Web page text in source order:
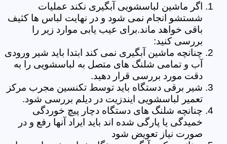
اگر ماشین لباسشویی آبگیری نکند عملیات
شستشو انجام نمی شود و در نهایت لباس ها کثیف
باقی خواهد ماند.برای عیب یابی موارد زیر را
بررسی کنید:
چنانچه ماشین آبگیری نمی کند ابتدا باید شیر ورودی
آب و تمامی شلنگ های متصل به لباسشویی را به
دقت مورد بررسی قرار دهید.
شیر برقی دستگاه باید توسط تکنسین مجرب مرکز
تعمیر لباسشویی ایندزیت در دیلم بررسی شود.
چنانچه شلنگ های دستگاه دچار پیچ خوردگی
خمیدگی یا پارگی شده اند باید ایراد آنها رفع و در
صورت نیاز تعویض شود